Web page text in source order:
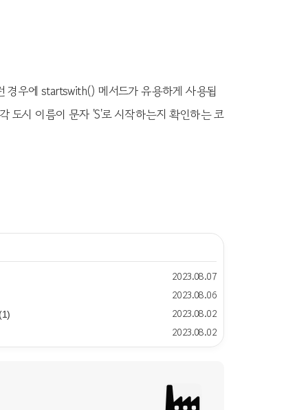
경우에 startswith() 메서드가 유용하게 사용됩
도시 이름이 문자 'S'로 시작하는지 확인하는 코
2023.08.07
2023.08.06
(1)
2023.08.02
2023.08.02